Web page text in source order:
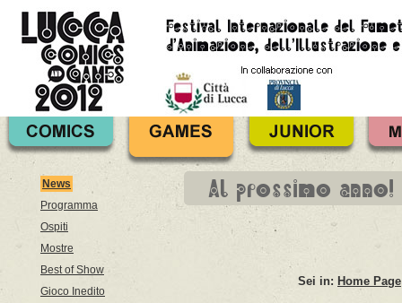
Al prossimo anno!
News
Programma
Ospiti
Mostre
Best of Show
Gioco Inedito
Sei in: Home Page